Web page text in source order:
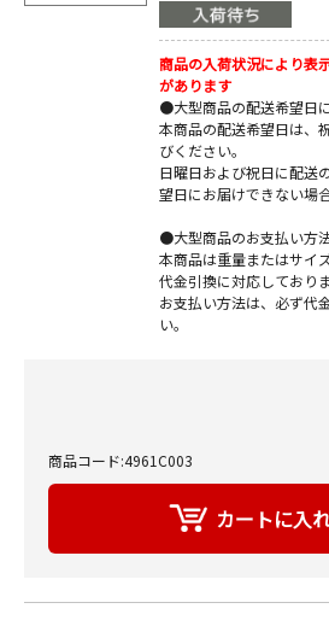
商品の入荷状況により表
があります
●大型商品の配送希望日
本商品の配送希望日は、
びください。
日曜日および祝日に配送
望日にお届けできない場
●大型商品のお支払い方
本商品は重量またはサイ
代金引換に対応しておりま
お支払い方法は、必ず代
い。
商品コード:4961C003